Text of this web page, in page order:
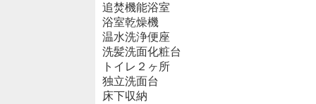
追焚機能浴室
浴室乾燥機
温水洗浄便座
洗髪洗面化粧台
トイレ２ヶ所
独立洗面台
床下収納